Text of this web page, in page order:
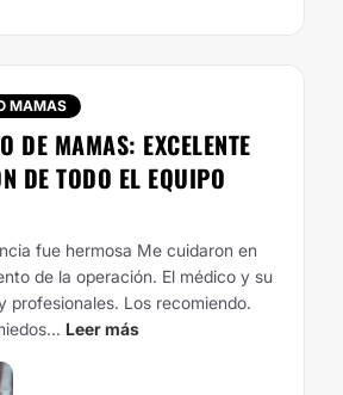
MAMAS
DE MAMAS: EXCELENTE
DE TODO EL EQUIPO
fue hermosa Me cuidaron en
de la operación. El médico y su
profesionales. Los recomiendo.
Leer más